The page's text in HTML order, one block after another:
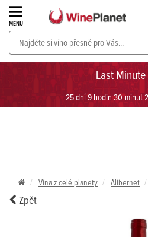
Last Minute
25 dní 9 hodin 30 minut
MENU
PROSECCO v akci až do -
Vína z celé planety Alibernet
Zpět